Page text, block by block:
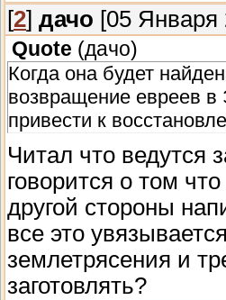
[2] дачо [05 Января
Quote (дачо)
Когда она будет
возвращение евреев в
привести к
Читал что ведутся
говорится о том
другой стороны
все это
землетрясения и
заготовлять?